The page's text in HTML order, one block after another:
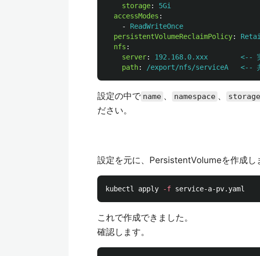
storage:
5Gi
accessModes :
-
ReadWriteOnce
persistentVolumeReclaimPolicy:
nfs :
server:
192.168.0.xxx        <-- 実
path: /export/nfs/serviceA   <-- 共有
設定の中で name 、 namespace 、 storage
ださい。
設定を元に、PersistentVolumeを作成し
kubectl apply -f
これで作成できました。
確認します。